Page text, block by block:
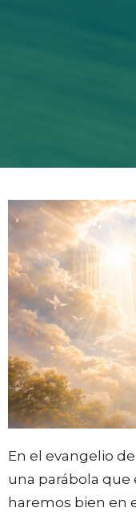
En el evangelio
una parábola que
haremos bien en